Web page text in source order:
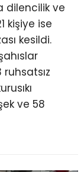
dilencilik ve
kişiye ise
kesildi.
ve 58